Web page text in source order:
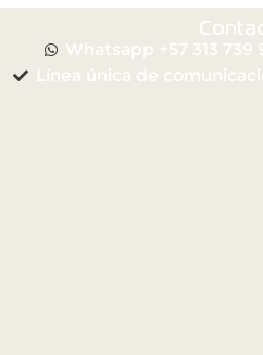
Whatsapp +57 313 739
Línea única de